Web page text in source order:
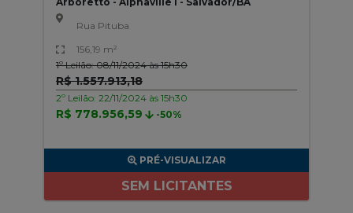
Rua Pituba
156,19 m²
1º Leilão: 08/11/2024 às 15h30
R$ 1.557.913,18
2º Leilão: 22/11/2024 às 15h30
R$ 778.956,59 -50%
PRÉ-VISUALIZAR
SEM LICITANTES